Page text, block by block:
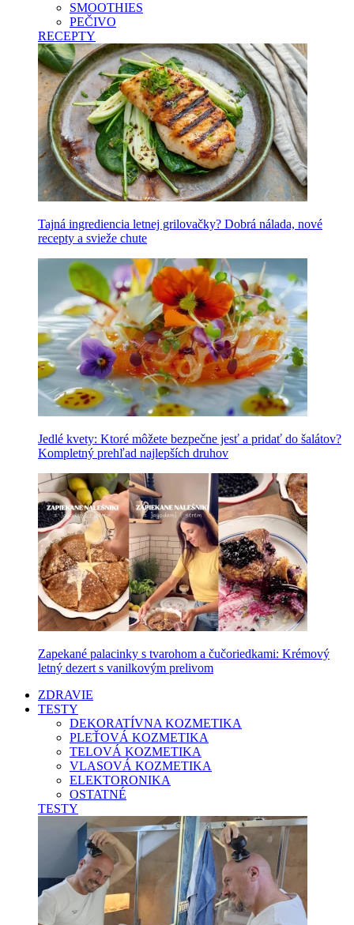
SMOOTHIES
PEČIVO
RECEPTY
Tajná ingrediencia letnej grilovačky? Dobrá nálada, nové
recepty a svieže chute
Jedlé kvety: Ktoré môžete bezpečne jesť a pridať do šalátov?
Kompletný prehľad najlepších druhov
Zapekané palacinky s tvarohom a čučoriedkami: Krémový
letný dezert s vanilkovým prelivom
ZDRAVIE
TESTY
DEKORATÍVNA KOZMETIKA
PLEŤOVÁ KOZMETIKA
TELOVÁ KOZMETIKA
VLASOVÁ KOZMETIKA
ELEKTORONIKA
OSTATNÉ
TESTY